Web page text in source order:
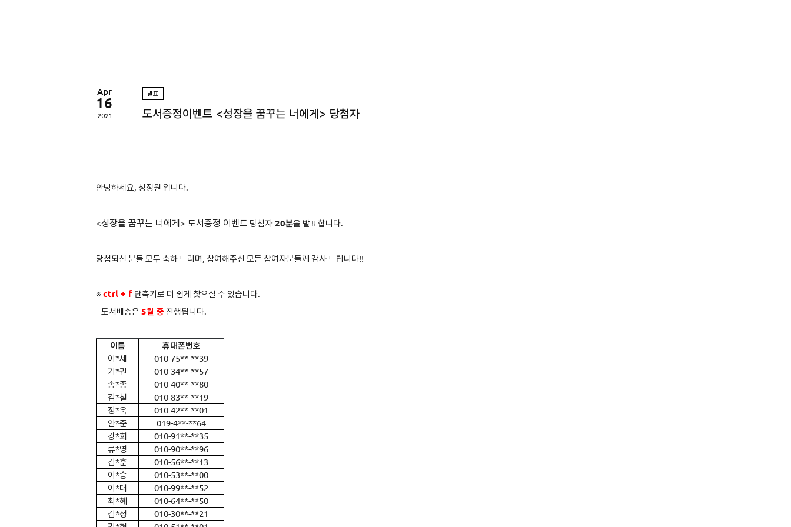
Apr
16
2021
발표
도서증정이벤트 <성장을 꿈꾸는 너에게> 당첨자
안녕하세요, 청정원 입니다.
<성장을 꿈꾸는 너에게 > 도서증정 이벤트 당첨자 20분을 발표합니다.
당첨되신 분들 모두 축하 드리며, 참여해주신 모든 참여자분들께 감사 드립니다!!
※ctrl + f 단축키로 더 쉽게 찾으실 수 있습니다.
도서배송은5월 중 진행됩니다.
이름
휴대폰번호
이*세
010-75**-**39
기*권
010-34**-**57
송*종
010-40**-**80
김*철
010-83**-**19
장*욱
010-42**-**01
안*준
019-4**-**64
강*희
010-91**-**35
류*영
010-90**-**96
김*훈
010-56**-**13
이*승
010-53**-**00
이*대
010-99**-**52
최*혜
010-64**-**50
김*정
010-30**-**21